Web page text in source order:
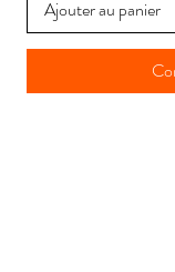
Ajouter au panier